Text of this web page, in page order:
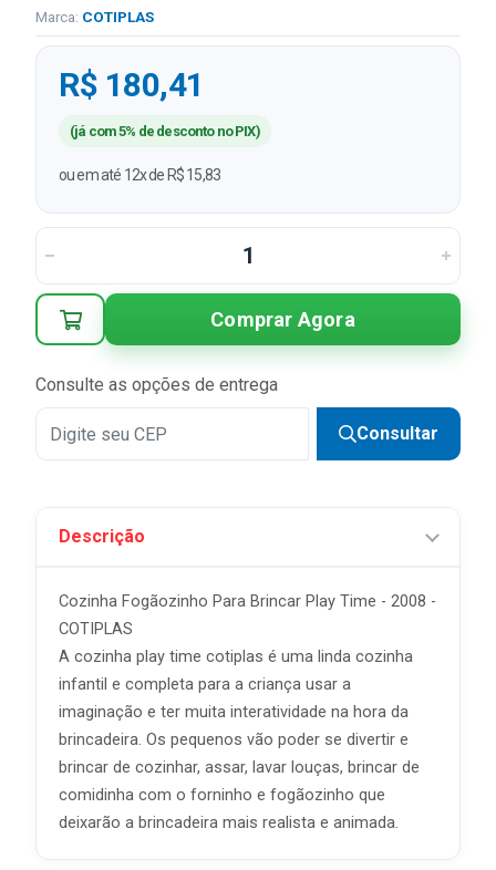
Marca: COTIPLAS
R$ 180,41
(já com 5% de desconto no PIX)
ou em até 12x de R$ 15,83
Comprar Agora
Consulte as opções de entrega
Consultar
Descrição
Cozinha Fogãozinho Para Brincar Play Time - 2008 -
COTIPLAS
A cozinha play time cotiplas é uma linda cozinha
infantil e completa para a criança usar a
imaginação e ter muita interatividade na hora da
brincadeira. Os pequenos vão poder se divertir e
brincar de cozinhar, assar, lavar louças, brincar de
comidinha com o forninho e fogãozinho que
deixarão a brincadeira mais realista e animada.